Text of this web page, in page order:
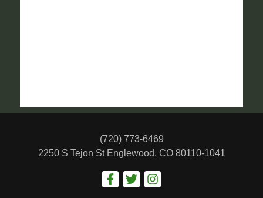
(720) 773-6469
2250 S Tejon St Englewood, CO 80110-1041